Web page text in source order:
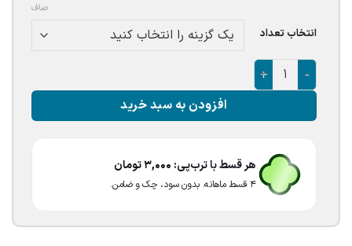
through
345,000تومان انتخاب تعداد
صاف
بادکنک لاتکسی نقره ای عدد
افزودن به سبد خرید
هر قسط با ترب‌پی: 3,000تومان
۴ قسط ماهانه. بدون سود، چک و ضامن.